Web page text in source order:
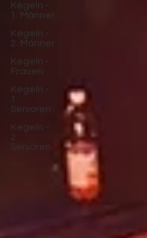
Kegeln -
1. Männer
Kegeln -
2. Männer
Kegeln -
Frauen
Kegeln -
1.
Senioren
Kegeln -
2.
Senioren